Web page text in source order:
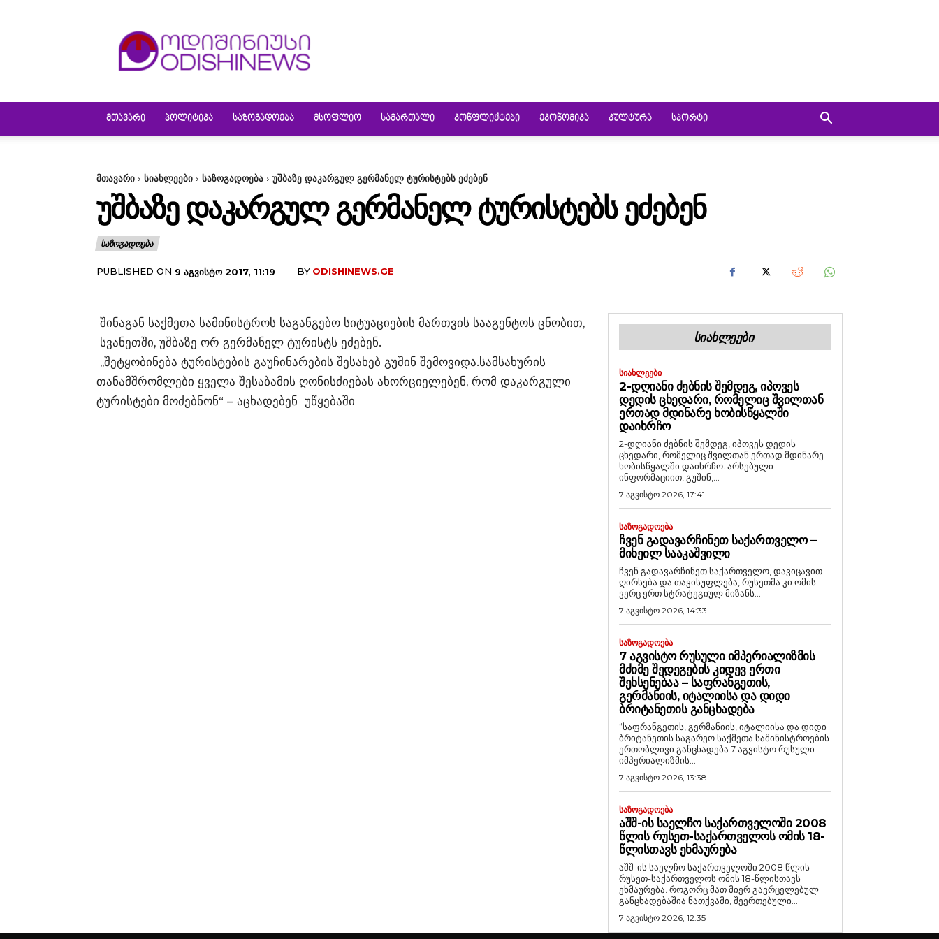
ᲛᲗᲐᲕᲐᲠᲘ ᲞᲝᲚᲘᲢᲘᲙᲐ ᲡᲐᲖᲝᲒᲐᲓᲝᲔᲑᲐ ᲛᲡᲝᲤᲚᲘᲝ ᲡᲐᲛᲐᲠᲗᲐᲚᲘ ᲙᲝᲜᲤᲚᲘᲥᲢᲔᲑᲘ ᲔᲙᲝᲜᲝᲛᲘᲙᲐ ᲙᲣᲚᲢᲣᲠᲐ ᲡᲞᲝᲠᲢᲘ
მთავარი სიახლეები საზოგადოება უშბაზე დაკარგულ გერმანელ ტურისტებს ეძებენ
ᲣᲨᲑᲐᲖᲔ ᲓᲐᲙᲐᲠᲒᲣᲚ ᲒᲔᲠᲛᲐᲜᲔᲚ ᲢᲣᲠᲘᲡᲢᲔᲑᲡ ᲔᲫᲔᲑᲔᲜ
ᲡᲐᲖᲝᲒᲐᲓᲝᲔᲑᲐ
PUBLISHED ON 9 ᲐᲒᲕᲘᲡᲢᲝ 2017, 11:19 BY ODISHINEWS.GE
შინაგან საქმეთა სამინისტროს საგანგებო სიტუაციების მართვის სააგენტოს ცნობით,
სვანეთში, უშბაზე ორ გერმანელ ტურისტს ეძებენ.
,,შეტყობინება ტურისტების გაუჩინარების შესახებ გუშინ შემოვიდა.სამსახურის
თანამშრომლები ყველა შესაბამის ღონისძიებას ახორციელებენ, რომ დაკარგული
ტურისტები მოძებნონ“ – აცხადებენ უწყებაში
ᲡᲘᲐᲮᲚᲔᲔᲑᲘ
ᲡᲘᲐᲮᲚᲔᲔᲑᲘ
2-ᲓᲦᲘᲐᲜᲘ ᲫᲔᲑᲜᲘᲡ ᲨᲔᲛᲓᲔᲒ, ᲘᲞᲝᲕᲔᲡ
ᲓᲔᲓᲘᲡ ᲪᲮᲔᲓᲐᲠᲘ, ᲠᲝᲛᲔᲚᲘᲪ ᲨᲕᲘᲚᲗᲐᲜ
ᲔᲠᲗᲐᲓ ᲛᲓᲘᲜᲐᲠᲔ ᲮᲝᲑᲘᲡᲬᲧᲐᲚᲨᲘ
ᲓᲐᲘᲮᲠᲩᲝ
2-დღიანი ძებნის შემდეგ, იპოვეს დედის
ცხედარი, რომელიც შვილთან ერთად მდინარე
ხობისწყალში დაიხრჩო. არსებული
ინფორმაციით, გუშინ,...
7 აგვისტო 2026, 17:41
ᲡᲐᲖᲝᲒᲐᲓᲝᲔᲑᲐ
ᲩᲕᲔᲜ ᲒᲐᲓᲐᲕᲐᲠᲩᲘᲜᲔᲗ ᲡᲐᲥᲐᲠᲗᲕᲔᲚᲝ –
ᲛᲘᲮᲔᲘᲚ ᲡᲐᲐᲙᲐᲨᲕᲘᲚᲘ
ჩვენ გადავარჩინეთ საქართველო, დავიცავით
ღირსება და თავისუფლება, რუსეთმა კი ომის
ვერც ერთ სტრატეგიულ მიზანს...
7 აგვისტო 2026, 14:33
ᲡᲐᲖᲝᲒᲐᲓᲝᲔᲑᲐ
7 ᲐᲒᲕᲘᲡᲢᲝ ᲠᲣᲡᲣᲚᲘ ᲘᲛᲞᲔᲠᲘᲐᲚᲘᲖᲛᲘᲡ
ᲛᲫᲘᲛᲔ ᲨᲔᲓᲔᲒᲔᲑᲘᲡ ᲙᲘᲓᲔᲕ ᲔᲠᲗᲘ
ᲨᲔᲮᲡᲔᲜᲔᲑᲐᲐ – ᲡᲐᲤᲠᲐᲜᲒᲔᲗᲘᲡ,
ᲒᲔᲠᲛᲐᲜᲘᲘᲡ, ᲘᲢᲐᲚᲘᲘᲡᲐ ᲓᲐ ᲓᲘᲓᲘ
ᲑᲠᲘᲢᲐᲜᲔᲗᲘᲡ ᲒᲐᲜᲪᲮᲐᲓᲔᲑᲐ
“საფრანგეთის, გერმანიის, იტალიისა და დიდი
ბრიტანეთის საგარეო საქმეთა სამინისტროების
ერთობლივი განცხადება 7 აგვისტო რუსული
იმპერიალიზმის...
7 აგვისტო 2026, 13:38
ᲡᲐᲖᲝᲒᲐᲓᲝᲔᲑᲐ
ᲐᲨᲨ-ᲘᲡ ᲡᲐᲔᲚᲩᲝ ᲡᲐᲥᲐᲠᲗᲕᲔᲚᲝᲨᲘ 2008
ᲬᲚᲘᲡ ᲠᲣᲡᲔᲗ-ᲡᲐᲥᲐᲠᲗᲕᲔᲚᲝᲡ ᲝᲛᲘᲡ 18-
ᲬᲚᲘᲡᲗᲐᲕᲡ ᲔᲮᲛᲐᲣᲠᲔᲑᲐ
აშშ-ის საელჩო საქართველოში 2008 წლის
რუსეთ-საქართველოს ომის 18-წლისთავს
ეხმაურება. როგორც მათ მიერ გავრცელებულ
განცხადებაშია ნათქვამი, შეერთებული...
7 აგვისტო 2026, 12:35